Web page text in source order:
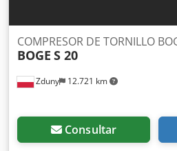
Zduny 12.721 km
COMPRESOR DE TORNILLO
BOGE S 20
Consultar